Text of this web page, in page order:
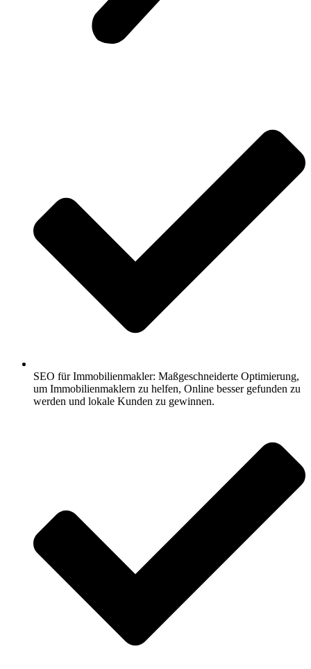
SEO für Immobilienmakler: Maßgeschneiderte Optimierung,
um Immobilienmaklern zu helfen, Online besser gefunden zu
werden und lokale Kunden zu gewinnen.